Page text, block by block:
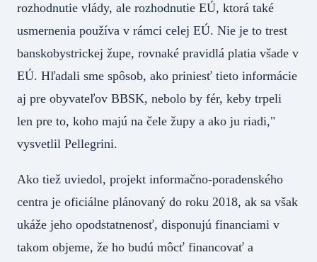
rozhodnutie vlády, ale rozhodnutie EÚ, ktorá také
usmernenia používa v rámci celej EÚ. Nie je to trest
banskobystrickej župe, rovnaké pravidlá platia všade v
EÚ. Hľadali sme spôsob, ako priniesť tieto informácie
aj pre obyvateľov BBSK, nebolo by fér, keby trpeli
len pre to, koho majú na čele župy a ako ju riadi,"
vysvetlil Pellegrini.
Ako tiež uviedol, projekt informačno-poradenského
centra je oficiálne plánovaný do roku 2018, ak sa však
ukáže jeho opodstatnenosť, disponujú financiami v
takom objeme, že ho budú môcť financovať a